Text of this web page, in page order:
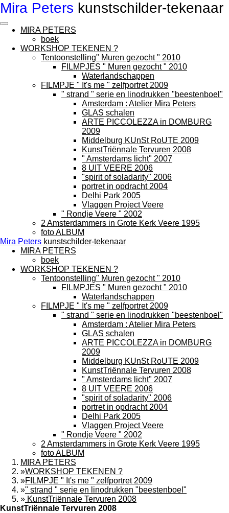
Ga
naar
hoofdinhoud
Mira Peters kunstschilder-tekenaar
MIRA PETERS
boek
WORKSHOP TEKENEN ?
Tentoonstelling" Muren gezocht " 2010
FILMPJES " Muren gezocht " 2010
Waterlandschappen
FILMPJE " It's me " zelfportret 2009
" strand " serie en linodrukken "beestenboel"
Amsterdam : Atelier Mira Peters
GLAS schalen
ARTE PICCOLEZZA in DOMBURG
2009
Middelburg KUnSt RoUTE 2009
KunstTriënnale Tervuren 2008
" Amsterdams licht" 2007
8 UIT VEERE 2006
"spirit of soladarity" 2006
portret in opdracht 2004
Delhi Park 2005
Vlaggen Project Veere
" Rondje Veere " 2002
2 Amsterdammers in Grote Kerk Veere 1995
foto ALBUM
Mira Peters kunstschilder-tekenaar
MIRA PETERS
boek
WORKSHOP TEKENEN ?
Tentoonstelling" Muren gezocht " 2010
FILMPJES " Muren gezocht " 2010
Waterlandschappen
FILMPJE " It's me " zelfportret 2009
" strand " serie en linodrukken "beestenboel"
Amsterdam : Atelier Mira Peters
GLAS schalen
ARTE PICCOLEZZA in DOMBURG
2009
Middelburg KUnSt RoUTE 2009
KunstTriënnale Tervuren 2008
" Amsterdams licht" 2007
8 UIT VEERE 2006
"spirit of soladarity" 2006
portret in opdracht 2004
Delhi Park 2005
Vlaggen Project Veere
" Rondje Veere " 2002
2 Amsterdammers in Grote Kerk Veere 1995
foto ALBUM
MIRA PETERS
»WORKSHOP TEKENEN ?
»FILMPJE " It's me " zelfportret 2009
»" strand " serie en linodrukken "beestenboel"
» KunstTriënnale Tervuren 2008
KunstTriënnale Tervuren 2008